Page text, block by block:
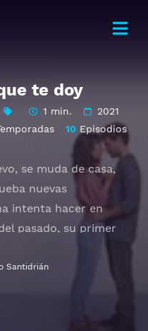
te doy
1 min.
2021
10 Episodios
se muda de casa,
nuevas
intenta hacer en
pasado, su primer
el tiempo que pasa
menos para así
HD 1080p 720p |
Santidrián